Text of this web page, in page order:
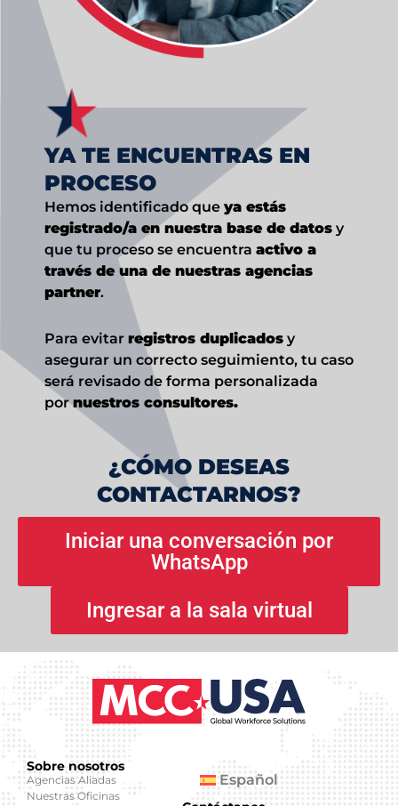
YA TE ENCUENTRAS EN
PROCESO
Hemos identificado que ya estás
registrado/a en nuestra base de datos y
que tu proceso se encuentra activo a
través de una de nuestras agencias
partner.
Para evitar registros duplicados y
asegurar un correcto seguimiento, tu caso
será revisado de forma personalizada
pornuestros consultores.
¿CÓMO DESEAS
CONTACTARNOS?
Iniciar una conversación por
WhatsApp
Ingresar a la sala virtual
Sobre nosotros
Agencias Aliadas
Nuestras Oficinas
Español